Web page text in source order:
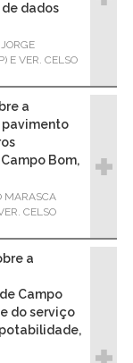
dados
E VER. CELSO
a
Bom,
MARASCA
CELSO
a
Campo
do serviço